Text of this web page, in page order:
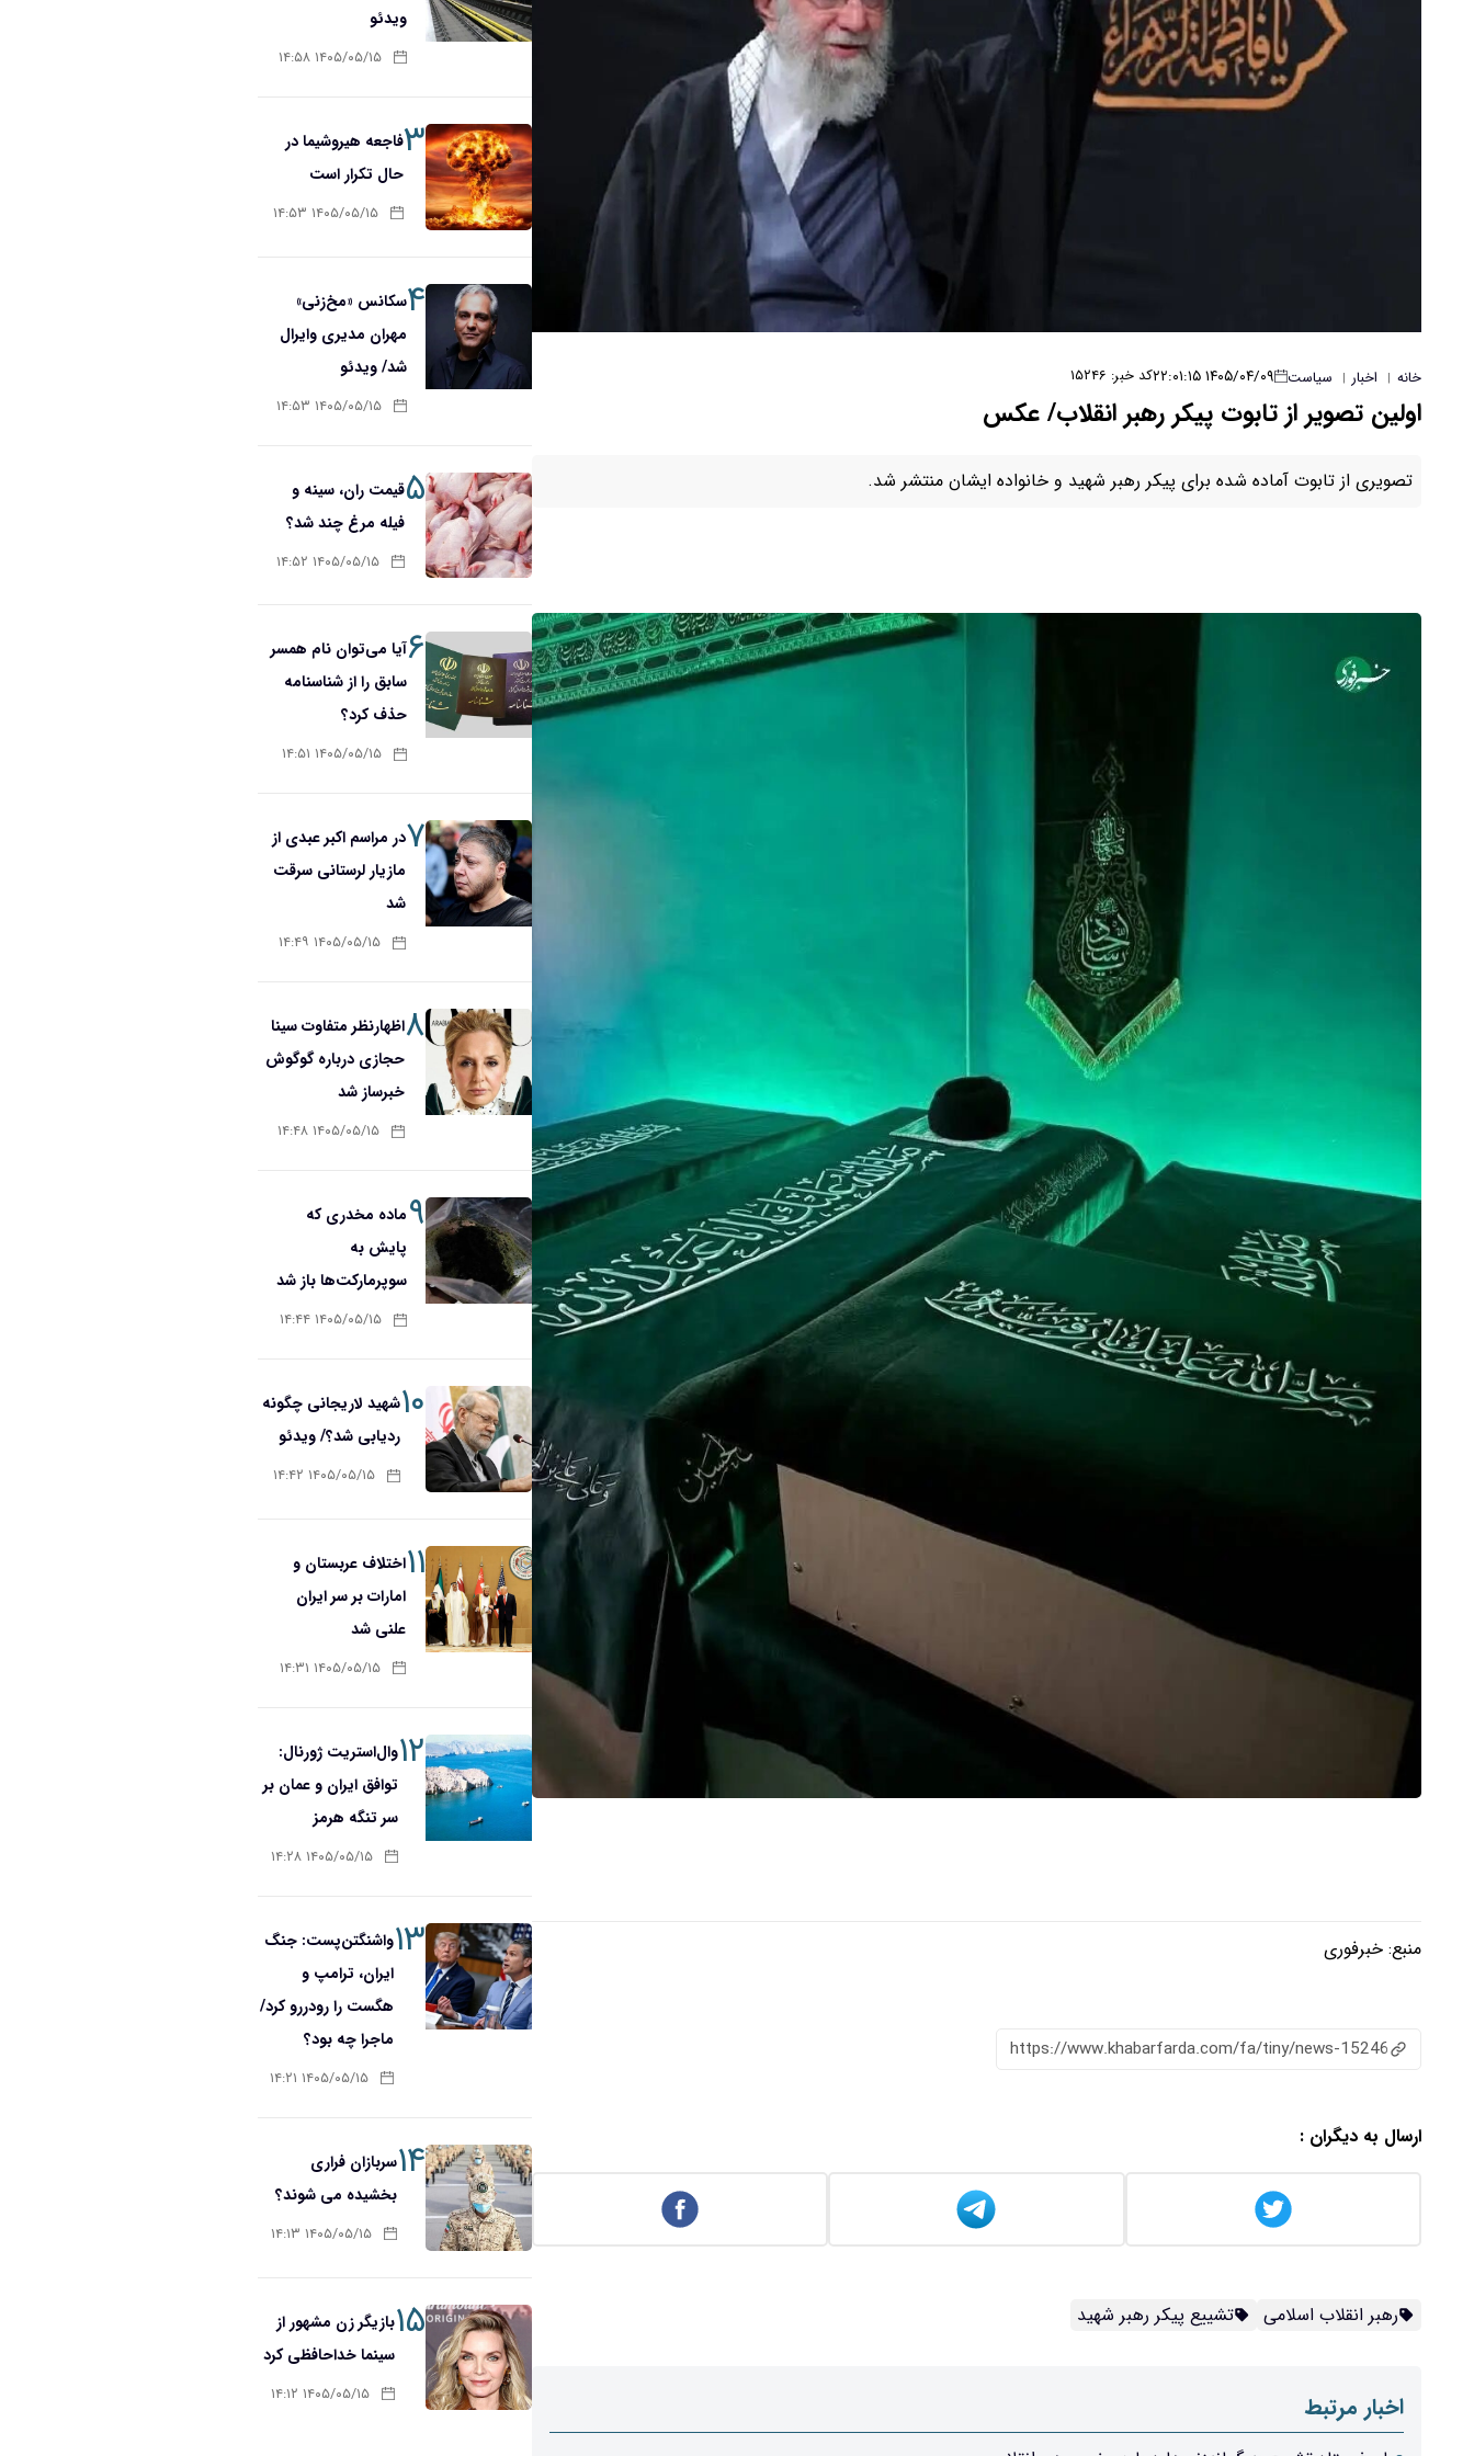
خانه | اخبار | سیاست ۱۴۰۵/۰۴/۰۹ ۲۲:۰۱:۱۵ کد خبر: ۱۵۲۴۶
اولین تصویر از تابوت پیکر رهبر انقلاب/ عکس
تصویری از تابوت آماده شده برای پیکر رهبر شهید و خانواده ایشان منتشر شد.
منبع: خبرفوری
https://www.khabarfarda.com/fa/tiny/news-15246
ارسال به دیگران :
رهبر انقلاب اسلامی تشییع پیکر رهبر شهید
اخبار مرتبط
ویدئو
۱۴۰۵/۰۵/۱۵ ۱۴:۵۸
۳فاجعه هیروشیما در
حال تکرار است
۱۴۰۵/۰۵/۱۵ ۱۴:۵۳
۴سکانس «مخ‌زنی»
مهران مدیری وایرال
شد/ ویدئو
۱۴۰۵/۰۵/۱۵ ۱۴:۵۳
۵قیمت ران، سینه و
فیله مرغ چند شد؟
۱۴۰۵/۰۵/۱۵ ۱۴:۵۲
۶آیا می‌توان نام همسر
سابق را از شناسنامه
حذف کرد؟
۱۴۰۵/۰۵/۱۵ ۱۴:۵۱
۷در مراسم اکبر عبدی از
مازیار لرستانی سرقت
شد
۱۴۰۵/۰۵/۱۵ ۱۴:۴۹
۸اظهارنظر متفاوت سینا
حجازی درباره گوگوش
خبرساز شد
۱۴۰۵/۰۵/۱۵ ۱۴:۴۸
۹ماده مخدری که
پایش به
سوپرمارکت‌ها باز شد
۱۴۰۵/۰۵/۱۵ ۱۴:۴۴
۱۰شهید لاریجانی چگونه
ردیابی شد؟/ ویدئو
۱۴۰۵/۰۵/۱۵ ۱۴:۴۲
۱۱اختلاف عربستان و
امارات بر سر ایران
علنی شد
۱۴۰۵/۰۵/۱۵ ۱۴:۳۱
۱۲وال‌استریت ژورنال:
توافق ایران و عمان بر
سر تنگه هرمز
۱۴۰۵/۰۵/۱۵ ۱۴:۲۸
۱۳واشنگتن‌پست: جنگ
ایران، ترامپ و
هگست را رودررو کرد/
ماجرا چه بود؟
۱۴۰۵/۰۵/۱۵ ۱۴:۲۱
۱۴سربازان فراری
بخشیده می شوند؟
۱۴۰۵/۰۵/۱۵ ۱۴:۱۳
۱۵بازیگر زن مشهور از
سینما خداحافظی کرد
۱۴۰۵/۰۵/۱۵ ۱۴:۱۲